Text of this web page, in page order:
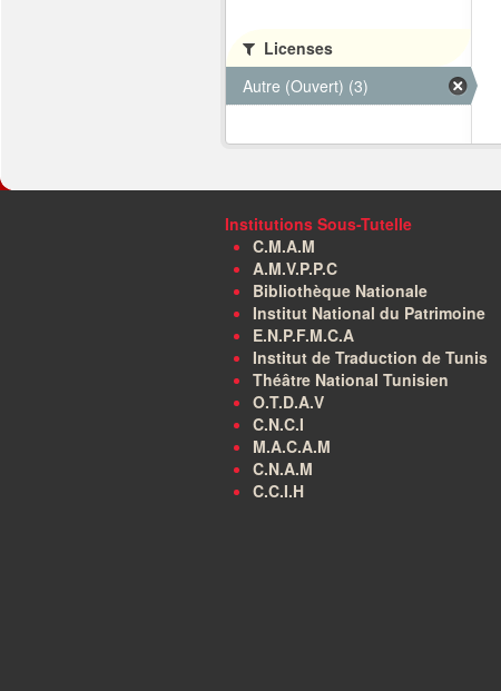
Licenses
Autre (Ouvert) (3)
Institutions Sous-Tutelle
C.M.A.M
A.M.V.P.P.C
Bibliothèque Nationale
Institut National du Patrimoine
E.N.P.F.M.C.A
Institut de Traduction de Tunis
Théâtre National Tunisien
O.T.D.A.V
C.N.C.I
M.A.C.A.M
C.N.A.M
C.C.I.H